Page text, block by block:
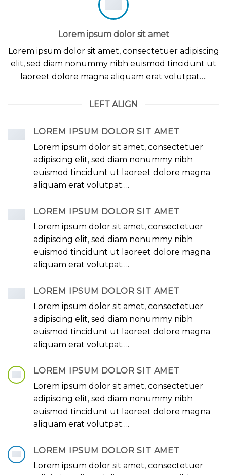
Lorem ipsum dolor sit amet
Lorem ipsum dolor sit amet, consectetuer adipiscing
elit, sed diam nonummy nibh euismod tincidunt ut
laoreet dolore magna aliquam erat volutpat….
LEFT ALIGN
LOREM IPSUM DOLOR SIT AMET
Lorem ipsum dolor sit amet, consectetuer
adipiscing elit, sed diam nonummy nibh
euismod tincidunt ut laoreet dolore magna
aliquam erat volutpat….
LOREM IPSUM DOLOR SIT AMET
Lorem ipsum dolor sit amet, consectetuer
adipiscing elit, sed diam nonummy nibh
euismod tincidunt ut laoreet dolore magna
aliquam erat volutpat….
LOREM IPSUM DOLOR SIT AMET
Lorem ipsum dolor sit amet, consectetuer
adipiscing elit, sed diam nonummy nibh
euismod tincidunt ut laoreet dolore magna
aliquam erat volutpat….
LOREM IPSUM DOLOR SIT AMET
Lorem ipsum dolor sit amet, consectetuer
adipiscing elit, sed diam nonummy nibh
euismod tincidunt ut laoreet dolore magna
aliquam erat volutpat….
LOREM IPSUM DOLOR SIT AMET
Lorem ipsum dolor sit amet, consectetuer